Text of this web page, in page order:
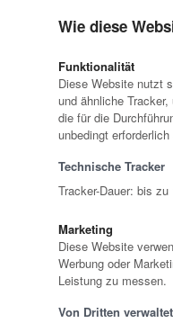
Wie diese
Funktionalität
Diese Website nutzt
und ähnliche
die für die
unbedingt erforderlich
Technische Tracker
Tracker-Dauer: bis zu
Marketing
Diese Website
Werbung oder
Leistung zu messen.
Von Dritten